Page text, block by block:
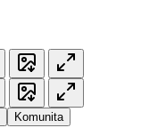
Komunita